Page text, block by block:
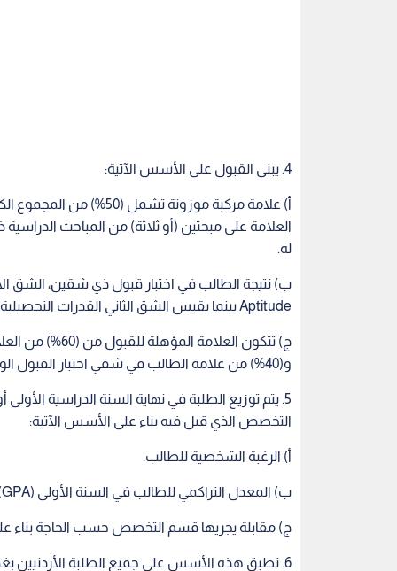
4. يبنى القبول على الأسس الآتية:
العلامة على مبحثين (أو ثلاثة) من المباحث
له.
Aptitude بينما يقيس الشق الثاني القدرات التحصيلية الخاصة.
‌ج) تتكون العلامة
و(40%) من علامة الطالب في شقي اختبار القبول الواردة في (ب) أعلاه.
5. يتم توزيع الطلبة في نهاية السنة الدراسية
التخصص الذي قبل فيه بناء على الأسس الآتية:
‌أ) الرغبة الشخصية للطالب.
‌ب) المعدل التراكمي للطالب في السنة الأولى (GPA)
‌ج) مقابلة يجريها قسم التخصص حسب الحاجة بناء
6. تطبق هذه الأسس على جميع الطلبة الأردنيين